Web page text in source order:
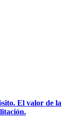
El valor de la